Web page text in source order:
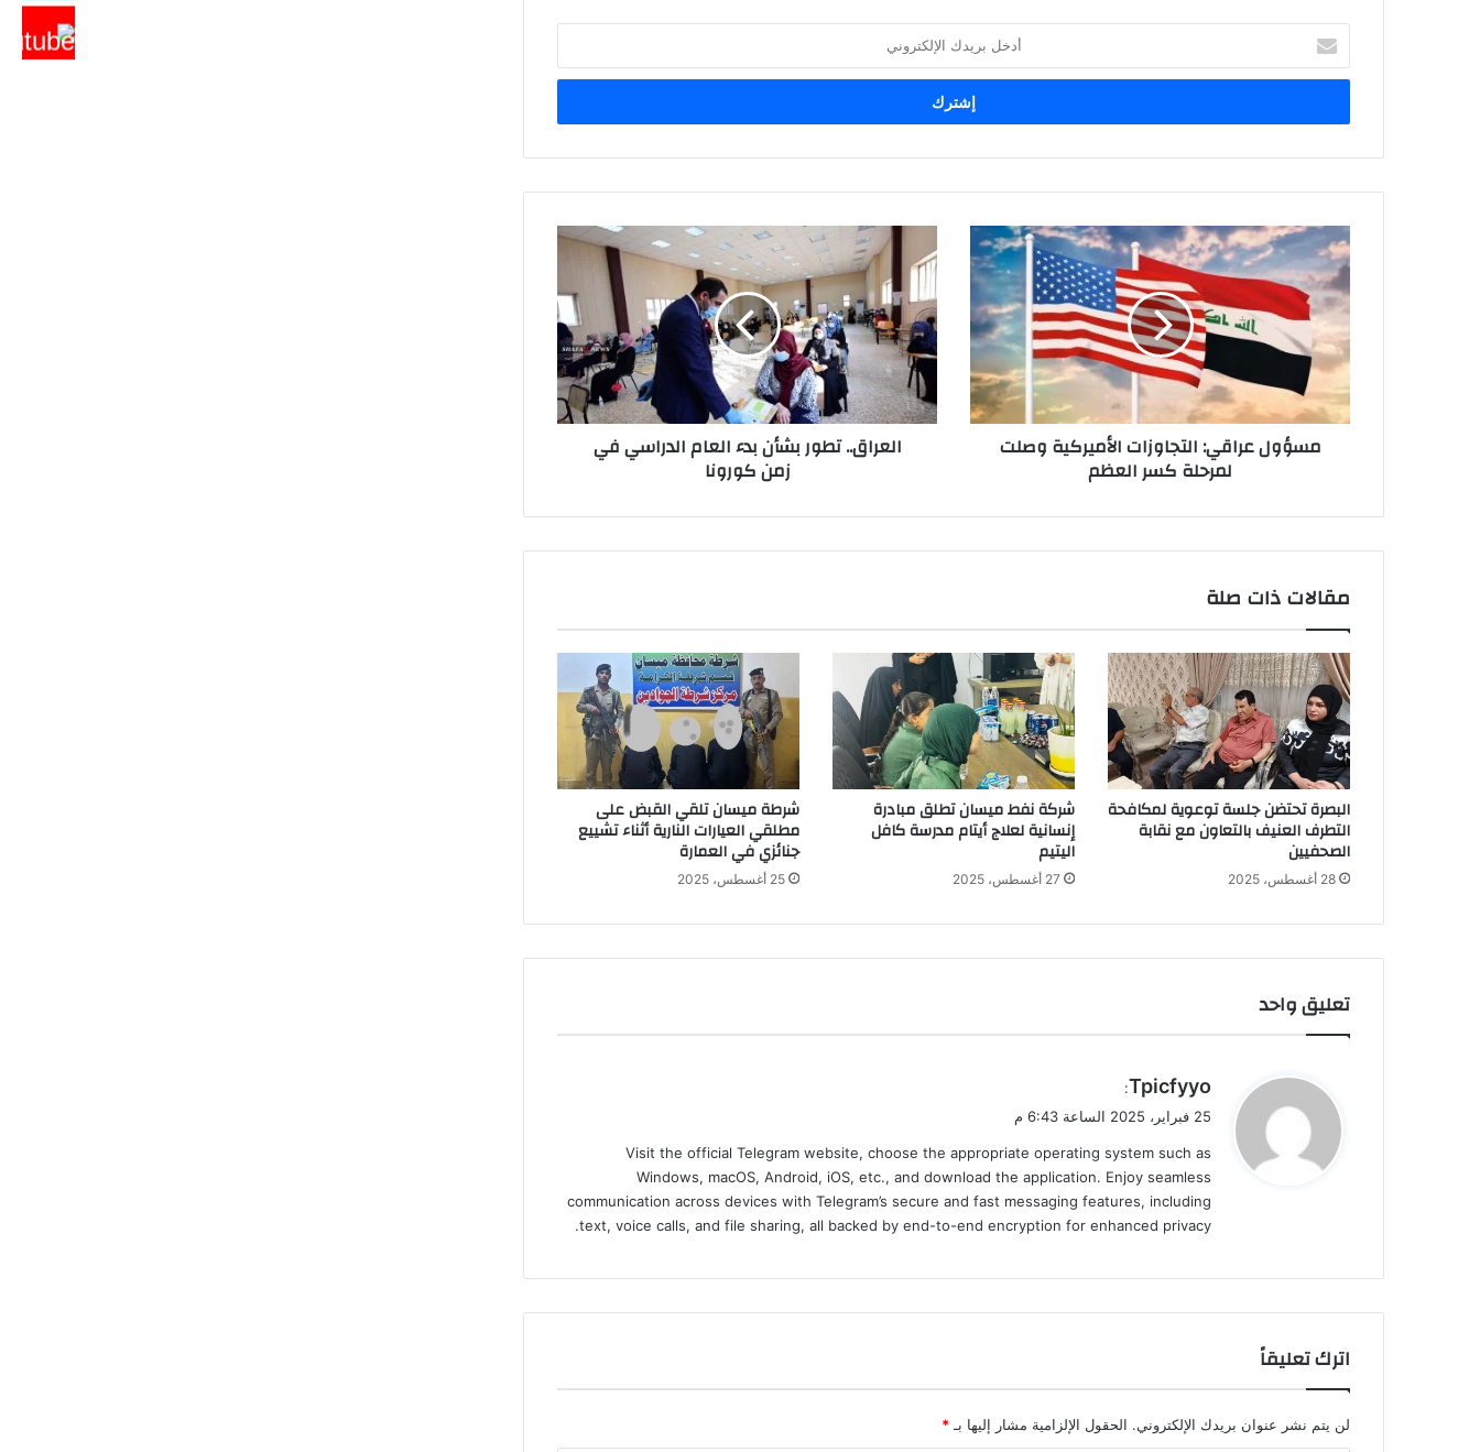
بريدك
الإلكتروني
مسؤول
عراقي:
التجاوزات
الأميركية
وصلت
لمرحلة
كسر
العظم
مسؤول عراقي: التجاوزات الأميركية وصلت
لمرحلة كسر العظم
تطور
بشأن
بدء
العام
الدراسي
في
زمن
كورونا
العراق.. تطور بشأن بدء العام الدراسي في
زمن كورونا
مقالات ذات صلة
البصرة تحتضن جلسة توعوية لمكافحة
التطرف العنيف بالتعاون مع نقابة
الصحفيين
28 أغسطس، 2025
شركة نفط ميسان تطلق مبادرة
إنسانية لعلاج أيتام مدرسة كافل
اليتيم
27 أغسطس، 2025
شرطة ميسان تلقي القبض على
مطلقي العيارات النارية أثناء تشييع
جنائزي في العمارة
25 أغسطس، 2025
تعليق واحد
ي
ق
ل
Tpicfyyo
:
25 فبراير، 2025 الساعة 6:43 م
Visit the official Telegram website, choose the appropriate operating system such as
Windows, macOS, Android, iOS, etc., and download the application. Enjoy seamless
communication across devices with Telegram’s secure and fast messaging features, including
text, voice calls, and file sharing, all backed by end-to-end encryption for enhanced privacy.
اترك تعليقاً
لن يتم نشر عنوان بريدك الإلكتروني. الحقول الإلزامية مشار إليها بـ*